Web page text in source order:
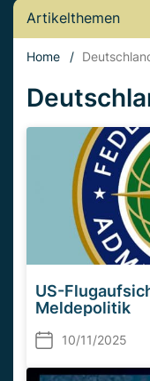
Artikelthemen
Home /
US-
Meldepolitik
10/11/2025